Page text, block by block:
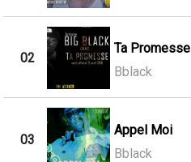
02
Ta Promesse
Bblack
03
Appel Moi
Bblack